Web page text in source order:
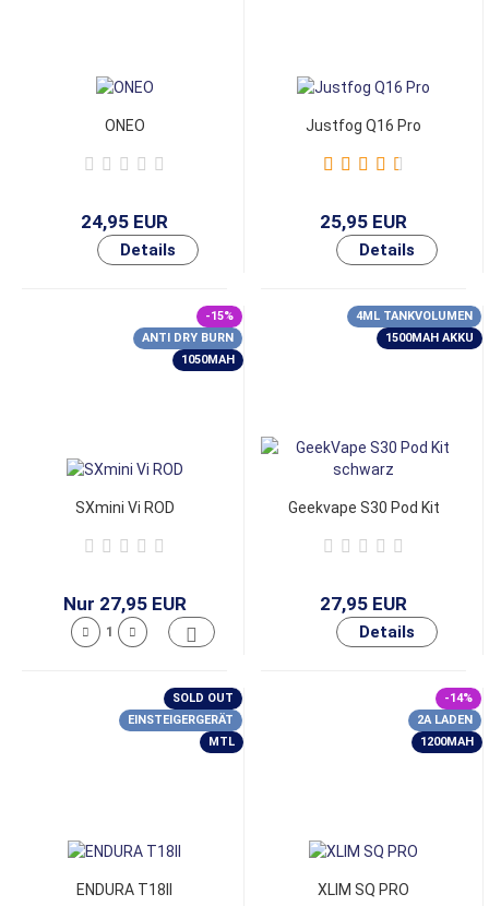
ONEO
24,95 EUR
Justfog Q16 Pro
25,95 EUR
-15%
ANTI DRY BURN
1050MAH
SXmini Vi ROD
Nur 27,95 EUR
4ML TANKVOLUMEN
1500MAH AKKU
Geekvape S30 Pod Kit
27,95 EUR
SOLD OUT
EINSTEIGERGERÄT
MTL
ENDURA T18II
-14%
2A LADEN
1200MAH
XLIM SQ PRO